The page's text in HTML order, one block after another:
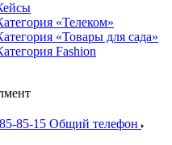
«Телеком»
«Товары для сада»
Fashion
85-15 Общий телефон